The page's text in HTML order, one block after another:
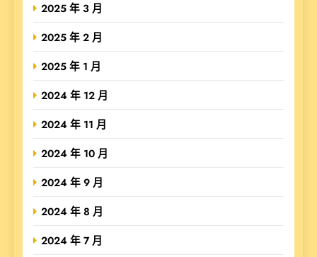
2025 年 3 月
2025 年 2 月
2025 年 1 月
2024 年 12 月
2024 年 11 月
2024 年 10 月
2024 年 9 月
2024 年 8 月
2024 年 7 月